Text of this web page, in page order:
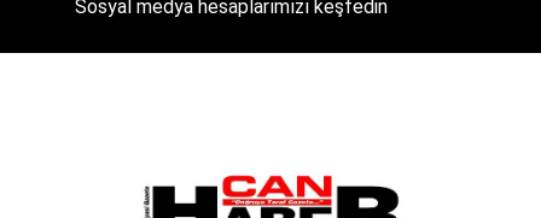
Sosyal medya hesaplarımızı keşfedin